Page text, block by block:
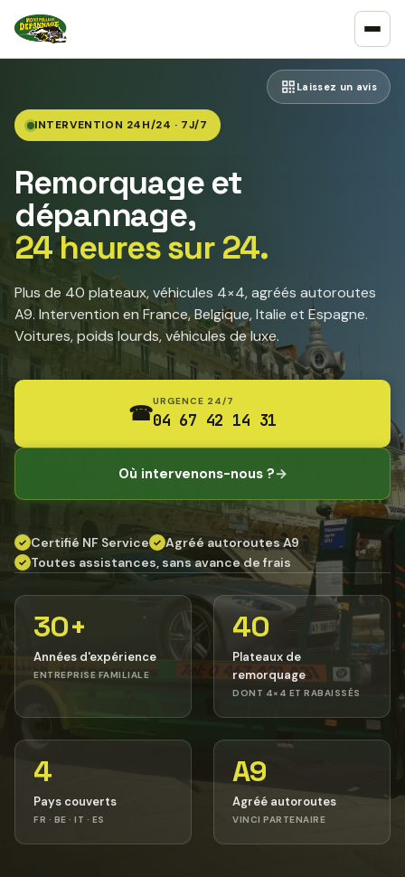
Laissez un avis
INTERVENTION 24H/24 · 7J/7
Remorquage et
dépannage,
24 heures sur 24.
Plus de 40 plateaux, véhicules 4×4, agréés autoroutes
A9. Intervention en France, Belgique, Italie et Espagne.
Voitures, poids lourds, véhicules de luxe.
☎URGENCE 24/7
04 67 42 14 31
Où intervenons-nous ?→
✓ Certifié NF Service ✓ Agréé autoroutes A9
✓ Toutes assistances, sans avance de frais
30+
Années d'expérience
ENTREPRISE FAMILIALE
40
Plateaux de
remorquage
DONT 4×4 ET RABAISSÉS
4
Pays couverts
FR · BE · IT · ES
A9
Agréé autoroutes
VINCI PARTENAIRE